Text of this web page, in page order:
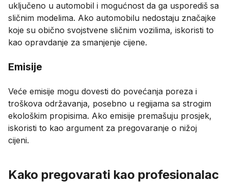
uključeno u automobil i mogućnost da ga usporediš sa
sličnim modelima. Ako automobilu nedostaju značajke
koje su obično svojstvene sličnim vozilima, iskoristi to
kao opravdanje za smanjenje cijene.
Emisije
Veće emisije mogu dovesti do povećanja poreza i
troškova održavanja, posebno u regijama sa strogim
ekološkim propisima. Ako emisije premašuju prosjek,
iskoristi to kao argument za pregovaranje o nižoj
cijeni.
Kako pregovarati kao profesionalac